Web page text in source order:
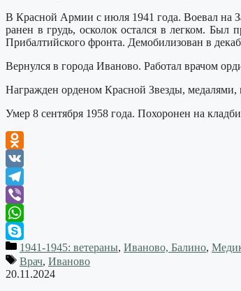
В Красной Армии с июля 1941 года. Воевал на
ранен в грудь, осколок остался в легком.
Прибалтийского фронта. Демобилизован в
Вернулся в города Иваново. Работал врачом
Награжден орденом Красной Звезды, медалями,
Умер 8 сентября 1958 года. Похоронен на
Odnoklassniki
VK
Telegram
Viber
WhatsApp
Skype1941-1945: ветераны, Иваново, Балино,
Врач, Иваново
20.11.2024